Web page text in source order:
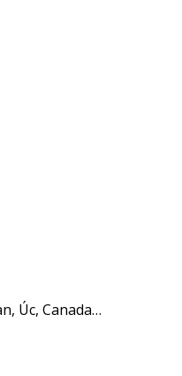
Úc, Canada…